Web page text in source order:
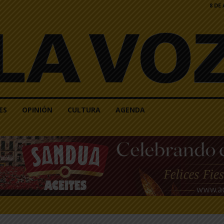
8 DE
OPINIÓN CULTURA AGENDA